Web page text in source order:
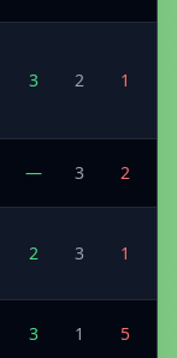
3 2 1
— 3 2
2 3 1
3 1 5